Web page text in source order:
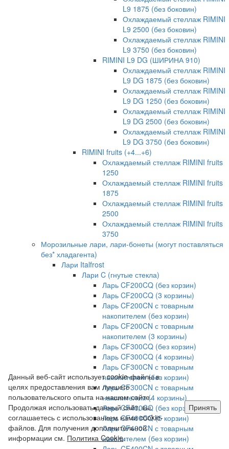
L9 1875 (без боковин)
Охлаждаемый стеллаж RIMINI
L9 2500 (без боковин)
Охлаждаемый стеллаж RIMINI
L9 3750 (без боковин)
RIMINI L9 DG (ШИРИНА 910)
Охлаждаемый стеллаж RIMINI
L9 DG 1875 (без боковин)
Охлаждаемый стеллаж RIMINI
L9 DG 1250 (без боковин)
Охлаждаемый стеллаж RIMINI
L9 DG 2500 (без боковин)
Охлаждаемый стеллаж RIMINI
L9 DG 3750 (без боковин)
RIMINI fruits (+4...+6)
Охлаждаемый стеллаж RIMINI fruits
1250
Охлаждаемый стеллаж RIMINI fruits
1875
Охлаждаемый стеллаж RIMINI fruits
2500
Охлаждаемый стеллаж RIMINI fruits
3750
Морозильные лари, лари-бонеты (могут поставляться
без* хладагента)
Лари Italfrost
Лари C (гнутые стекла)
Ларь CF200CQ (без корзин)
Ларь CF200CQ (3 корзины)
Ларь CF200CN с товарным
накопителем (без корзин)
Ларь CF200CN с товарным
накопителем (3 корзины)
Ларь CF300CQ (без корзин)
Ларь CF300CQ (4 корзины)
Ларь CF300CN с товарным
накопителем (без корзин)
Ларь CF300CN с товарным
накопителем (4 корзины)
Ларь CF400CQ (без корзин)
Ларь CF400CQ (5 корзин)
Ларь CF400CN с товарным
накопителем (без корзин)
Данный веб-сайт использует cookie-файлы в
целях предоставления вам лучшего
пользовательского опыта на нашем сайте.
Продолжая использовать данный сайт, вы
соглашаетесь с использованием нами cookie-
файлов. Для получения дополнительной
информации см. Политика Cookie.
Принять